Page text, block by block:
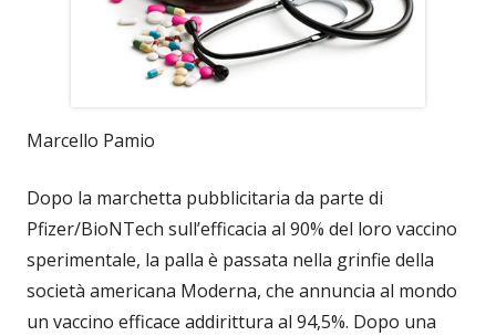
Marcello Pamio
Dopo la marchetta pubblicitaria da parte di
Pfizer/BioNTech sull’efficacia al 90% del loro vaccino
sperimentale, la palla è passata nella grinfie della
società americana Moderna, che annuncia al mondo
un vaccino efficace addirittura al 94,5%. Dopo una